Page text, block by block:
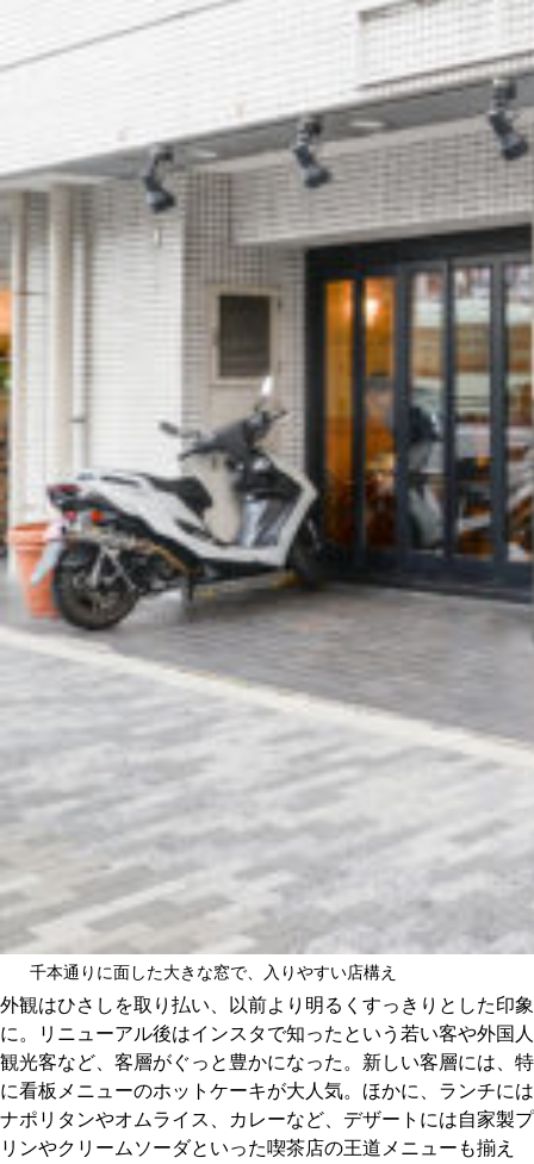
千本通りに面した大きな窓で、入りやすい店構え
外観はひさしを取り払い、以前より明るくすっきりとした印象
に。リニューアル後はインスタで知ったという若い客や外国人
観光客など、客層がぐっと豊かになった。新しい客層には、特
に看板メニューのホットケーキが大人気。ほかに、ランチには
ナポリタンやオムライス、カレーなど、デザートには自家製プ
リンやクリームソーダといった喫茶店の王道メニューも揃え